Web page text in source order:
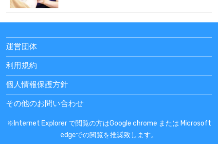
運営団体
利用規約
個人情報保護方針
その他のお問い合わせ
※Internet Explorer で閲覧の方はGoogle chrome または Microsoft
edgeでの閲覧を推奨致します。